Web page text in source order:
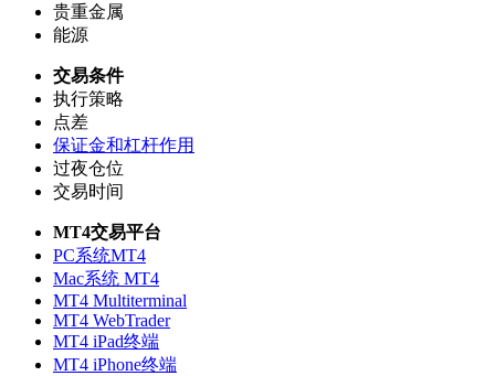
贵重金属
能源
交易条件
执行策略
点差
保证金和杠杆作用
过夜仓位
交易时间
MT4交易平台
PC系统MT4
Mac系统 MT4
MT4 Multiterminal
MT4 WebTrader
MT4 iPad终端
MT4 iPhone终端